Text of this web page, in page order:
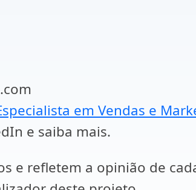
em Vendas e
e saiba mais.
e refletem a opinião de